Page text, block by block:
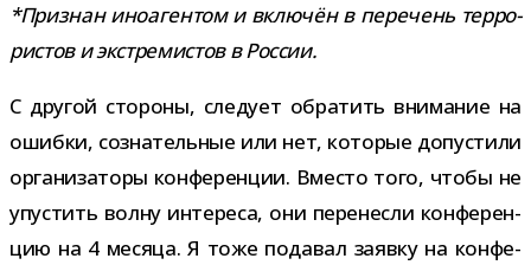
*Признан ино­аген­том и вклю­чён в пере­чень тер­ро­
ри­стов и экс­тре­ми­стов в России.
С дру­гой сто­роны, сле­дует обра­тить вни­ма­ние на
ошибки, созна­тель­ные или нет, кото­рые допу­стили
орга­ни­за­торы кон­фе­рен­ции. Вместо того, чтобы не
упу­стить волну инте­реса, они пере­несли кон­фе­рен­
цию на 4 месяца. Я тоже пода­вал заявку на кон­фе­